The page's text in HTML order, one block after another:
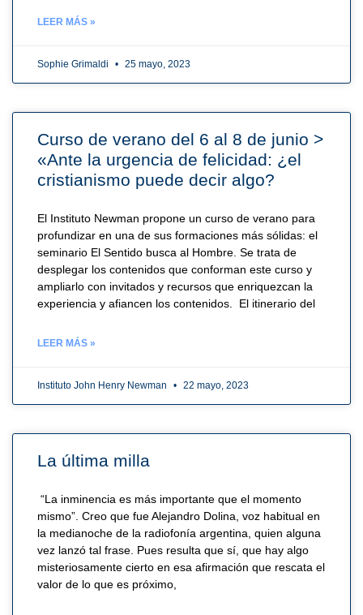
LEER MÁS »
Sophie Grimaldi 25 mayo, 2023
Curso de verano del 6 al 8 de junio >
«Ante la urgencia de felicidad: ¿el
cristianismo puede decir algo?
El Instituto Newman propone un curso de verano para
profundizar en una de sus formaciones más sólidas: el
seminario El Sentido busca al Hombre. Se trata de
desplegar los contenidos que conforman este curso y
ampliarlo con invitados y recursos que enriquezcan la
experiencia y afiancen los contenidos. El itinerario del
LEER MÁS »
Instituto John Henry Newman 22 mayo, 2023
La última milla
“La inminencia es más importante que el momento
mismo”. Creo que fue Alejandro Dolina, voz habitual en
la medianoche de la radiofonía argentina, quien alguna
vez lanzó tal frase. Pues resulta que sí, que hay algo
misteriosamente cierto en esa afirmación que rescata el
valor de lo que es próximo,